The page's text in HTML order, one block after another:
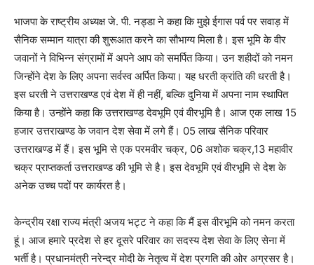
भाजपा के राष्ट्रीय अध्यक्ष जे. पी. नड्डा ने कहा कि मुझे ईगास पर्व पर सवाड़ में
सैनिक सम्मान यात्रा की शुरूआत करने का सौभाग्य मिला है। इस भूमि के वीर
जवानों ने विभिन्न संग्रामों में अपने आप को समर्पित किया। उन शहीदों को नमन
जिन्होंने देश के लिए अपना सर्वस्व अर्पित किया। यह धरती क्रांति की धरती है।
इस धरती ने उत्तराखण्ड एवं देश में ही नहीं, बल्कि दुनिया में अपना नाम स्थापित
किया है। उन्होंने कहा कि उत्तराखण्ड देवभूमि एवं वीरभूमि है। आज एक लाख 15
हजार उत्तराखण्ड के जवान देश सेवा में लगे हैं। 05 लाख सैनिक परिवार
उत्तराखण्ड में हैं। इस भूमि से एक परमवीर चक्र, 06 अशोक चक्र,13 महावीर
चक्र प्राप्तकर्ता उत्तराखण्ड की भूमि से है। इस देवभूमि एवं वीरभूमि से देश के
अनेक उच्च पदों पर कार्यरत है।
केन्द्रीय रक्षा राज्य मंत्री अजय भट्ट ने कहा कि मैं इस वीरभूमि को नमन करता
हूं। आज हमारे प्रदेश से हर दूसरे परिवार का सदस्य देश सेवा के लिए सेना में
भर्ती है। प्रधानमंत्री नरेन्द्र मोदी के नेतृत्व में देश प्रगति की ओर अग्रसर है।